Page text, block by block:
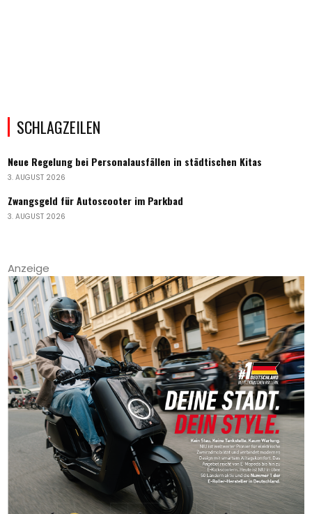
SCHLAGZEILEN
Neue Regelung bei Personalausfällen in städtischen Kitas
3. AUGUST 2026
Zwangsgeld für Autoscooter im Parkbad
3. AUGUST 2026
Anzeige